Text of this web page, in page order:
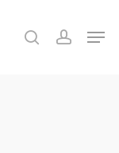
search